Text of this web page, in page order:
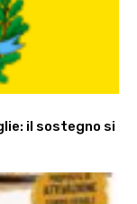
il sostegno si